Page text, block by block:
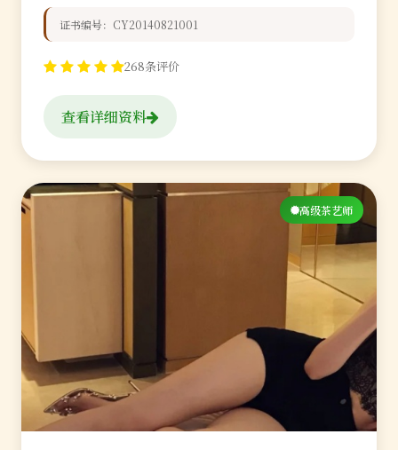
证书编号：CY20140821001
268条评价
查看详细资料
高级茶艺师